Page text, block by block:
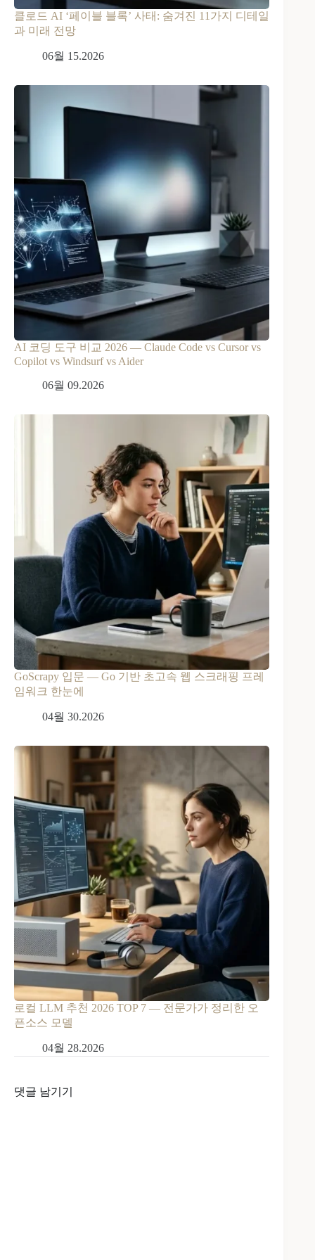
클로드 AI ‘페이블 블록’ 사태: 숨겨진 11가지 디테일
과 미래 전망
06월 15.2026
AI 코딩 도구 비교 2026 — Claude Code vs Cursor vs
Copilot vs Windsurf vs Aider
06월 09.2026
GoScrapy 입문 — Go 기반 초고속 웹 스크래핑 프레
임워크 한눈에
04월 30.2026
로컬 LLM 추천 2026 TOP 7 — 전문가가 정리한 오
픈소스 모델
04월 28.2026
댓글 남기기